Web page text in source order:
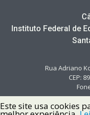
Instituto Federal de
Rua Adriano
CEP:
Este site usa cookies